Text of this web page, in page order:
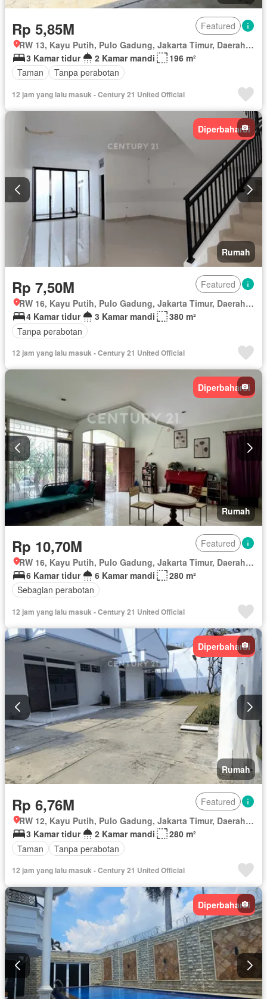
Rp 5,85M
Featured
RW 13, Kayu Putih, Pulo Gadung, Jakarta Timur, Daerah Khusus Ibukota Jakarta
3 Kamar tidur
2 Kamar mandi
196 m²
Taman
Tanpa perabotan
12 jam yang lalu masuk - Century 21 United Official
Diperbaharui
Rumah
Rp 7,50M
Featured
RW 16, Kayu Putih, Pulo Gadung, Jakarta Timur, Daerah Khusus Ibukota Jakarta
4 Kamar tidur
3 Kamar mandi
380 m²
Tanpa perabotan
12 jam yang lalu masuk - Century 21 United Official
Diperbaharui
Rumah
Rp 10,70M
Featured
RW 16, Kayu Putih, Pulo Gadung, Jakarta Timur, Daerah Khusus Ibukota Jakarta
6 Kamar tidur
6 Kamar mandi
280 m²
Sebagian perabotan
12 jam yang lalu masuk - Century 21 United Official
Diperbaharui
Rumah
Rp 6,76M
Featured
RW 12, Kayu Putih, Pulo Gadung, Jakarta Timur, Daerah Khusus Ibukota Jakarta
3 Kamar tidur
2 Kamar mandi
280 m²
Taman
Tanpa perabotan
12 jam yang lalu masuk - Century 21 United Official
Diperbaharui